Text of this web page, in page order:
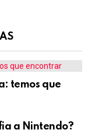
temos que
a Nintendo?